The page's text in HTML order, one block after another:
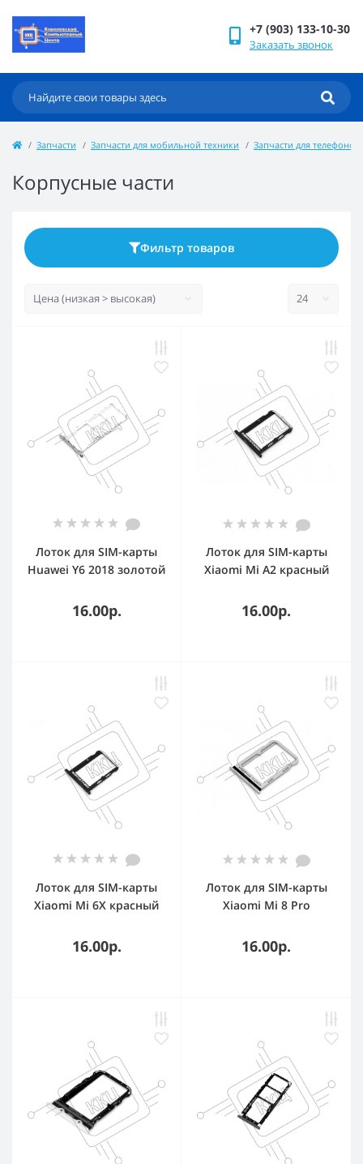
+7 (903) 133-10-30
Заказать звонок
Запчасти Запчасти для мобильной техники Запчасти для телефонов
Корпусные части
Фильтр товаров
Лоток для SIM-карты
Huawei Y6 2018 золотой
16.00р.
Лоток для SIM-карты
Xiaomi Mi A2 красный
16.00р.
Лоток для SIM-карты
Xiaomi Mi 6X красный
16.00р.
Лоток для SIM-карты
Xiaomi Mi 8 Pro
16.00р.